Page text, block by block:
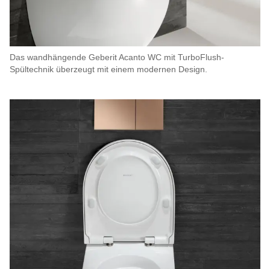
Das wandhängende Geberit Acanto WC mit TurboFlush-
Spültechnik überzeugt mit einem modernen Design.